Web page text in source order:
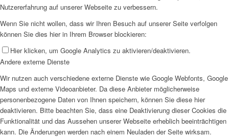
Nutzererfahrung auf unserer Webseite zu verbessern.
Wenn Sie nicht wollen, dass wir Ihren Besuch auf unserer Seite verfolgen
können Sie dies hier in Ihrem Browser blockieren:
Hier klicken, um Google Analytics zu aktivieren/deaktivieren.
Andere externe Dienste
Wir nutzen auch verschiedene externe Dienste wie Google Webfonts, Google
Maps und externe Videoanbieter. Da diese Anbieter möglicherweise
personenbezogene Daten von Ihnen speichern, können Sie diese hier
deaktivieren. Bitte beachten Sie, dass eine Deaktivierung dieser Cookies die
Funktionalität und das Aussehen unserer Webseite erheblich beeinträchtigen
kann. Die Änderungen werden nach einem Neuladen der Seite wirksam.